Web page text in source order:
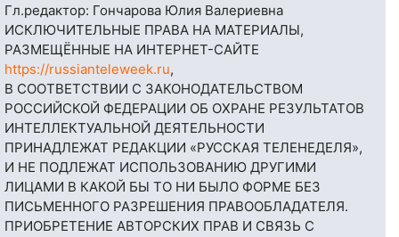
Гл.редактор: Гончарова Юлия Валериевна
ИСКЛЮЧИТЕЛЬНЫЕ ПРАВА НА МАТЕРИАЛЫ,
РАЗМЕЩЁННЫЕ НА ИНТЕРНЕТ-САЙТЕ
https://russianteleweek.ru,
В СООТВЕТСТВИИ С ЗАКОНОДАТЕЛЬСТВОМ
РОССИЙСКОЙ ФЕДЕРАЦИИ ОБ ОХРАНЕ РЕЗУЛЬТАТОВ
ИНТЕЛЛЕКТУАЛЬНОЙ ДЕЯТЕЛЬНОСТИ
ПРИНАДЛЕЖАТ РЕДАКЦИИ «РУССКАЯ ТЕЛЕНЕДЕЛЯ»,
И НЕ ПОДЛЕЖАТ ИСПОЛЬЗОВАНИЮ ДРУГИМИ
ЛИЦАМИ В КАКОЙ БЫ ТО НИ БЫЛО ФОРМЕ БЕЗ
ПИСЬМЕННОГО РАЗРЕШЕНИЯ ПРАВООБЛАДАТЕЛЯ.
ПРИОБРЕТЕНИЕ АВТОРСКИХ ПРАВ И СВЯЗЬ С